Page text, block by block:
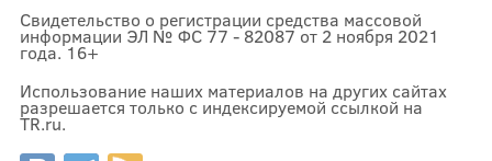
Свидетельство о регистрации средства массовой
информации ЭЛ № ФС 77 - 82087 от 2 ноября 2021
года. 16+
Использование наших материалов на других сайтах
разрешается только с индексируемой ссылкой на
TR.ru.